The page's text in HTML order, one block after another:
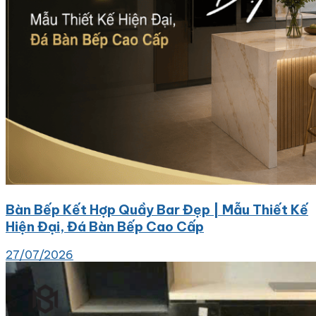
Bàn Bếp Kết Hợp Quầy Bar Đẹp | Mẫu Thiết Kế
Hiện Đại, Đá Bàn Bếp Cao Cấp
27/07/2026